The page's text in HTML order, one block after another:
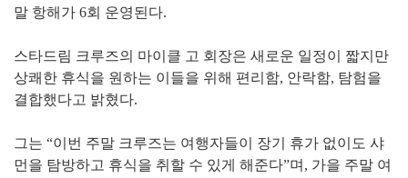
말 항해가 6회 운영된다.
스타드림 크루즈의 마이클 고 회장은 새로운 일정이 짧지만
상쾌한 휴식을 원하는 이들을 위해 편리함, 안락함, 탐험을
결합했다고 밝혔다.
그는 “이번 주말 크루즈는 여행자들이 장기 휴가 없이도 샤
먼을 탐방하고 휴식을 취할 수 있게 해준다”며, 가을 주말 여